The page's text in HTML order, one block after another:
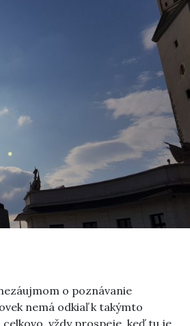
o poznávanie
nemá odkiaľ k takýmto
vždy prospeje, keď tu je